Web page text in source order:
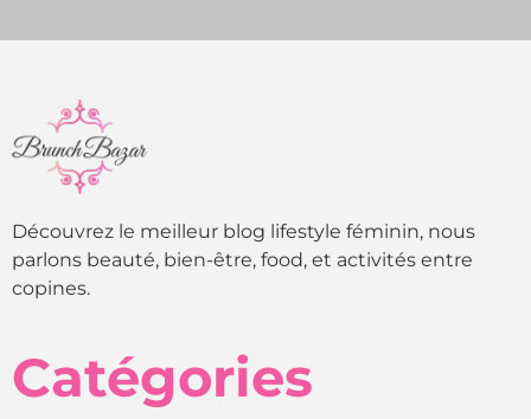
Découvrez le meilleur blog lifestyle féminin, nous
parlons beauté, bien-être, food, et activités entre
copines.
Catégories